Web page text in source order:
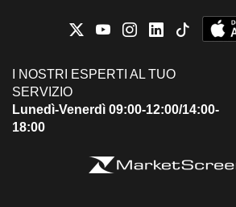
I NOSTRI ESPERTI AL TUO
SERVIZIO
Lunedì-Venerdì 09:00-12:00/14:00-
18:00